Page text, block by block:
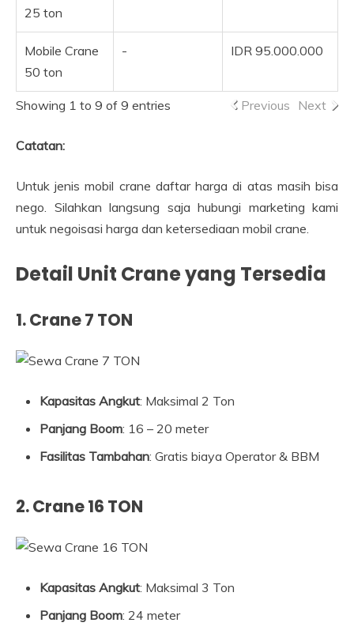
25 ton
Mobile Crane
50 ton
- IDR 95.000.000
Showing 1 to 9 of 9 entries Previous Next
Catatan:
Untuk jenis mobil crane daftar harga di atas masih bisa
nego. Silahkan langsung saja hubungi marketing kami
untuk negoisasi harga dan ketersediaan mobil crane.
Detail Unit Crane yang Tersedia
1. Crane 7 TON
Kapasitas Angkut: Maksimal 2 Ton
Panjang Boom: 16 – 20 meter
Fasilitas Tambahan: Gratis biaya Operator & BBM
2. Crane 16 TON
Kapasitas Angkut: Maksimal 3 Ton
Panjang Boom: 24 meter